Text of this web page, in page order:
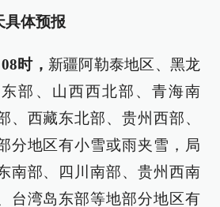
具体预报
时， 新疆阿勒泰地区、黑龙
部、山西西北部、青海南
、西藏东北部、贵州西部、
分地区有小雪或雨夹雪，局
南部、四川南部、贵州西南
台湾岛东部等地部分地区有